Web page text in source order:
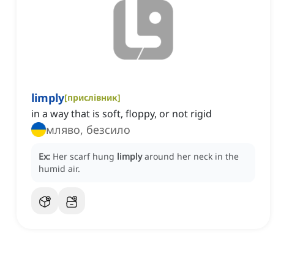
limply[прислівник]
in a way that is soft, floppy, or not rigid
мляво, безсило
Ex: Her scarf hung limply around her neck in the
humid air.